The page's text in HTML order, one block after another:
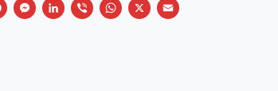
F
M
L
V
W
X